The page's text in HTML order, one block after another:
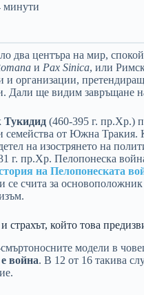
минути
два центъра на мир,
и Pax Sinica, или
организации,
Дали ще видим завръщане
Тукидид (460-395 г. пр.Хр.)
семейства от Южна
на изострянето на
г. пр.Хр. Пелопонеска
на Пелопонеската
се счита за
страхът, който това
модели в
война. В 12 от 16 такива